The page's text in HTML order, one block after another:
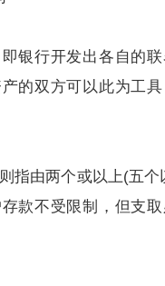
行开发出各自的联
的双方可以此为工
由两个或以上(五个
款不受限制，但支